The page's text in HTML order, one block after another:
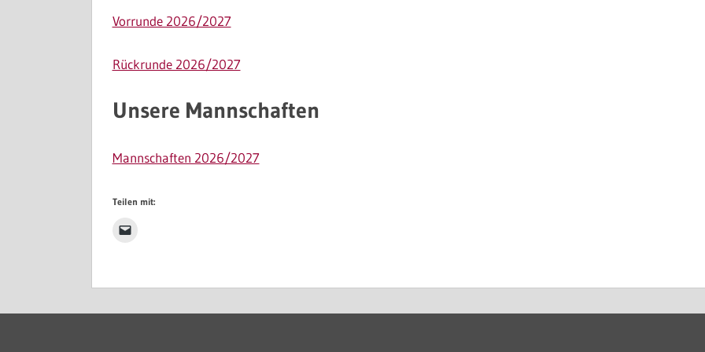
Vorrunde 2026/2027
Rückrunde 2026/2027
Unsere Mannschaften
Mannschaften 2026/2027
Teilen mit: